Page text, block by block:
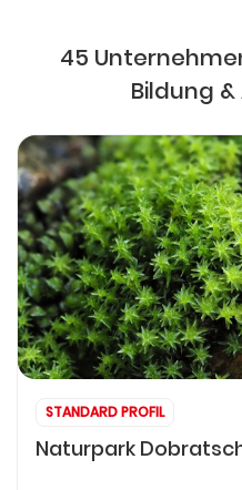
45
Bildung
STANDARD PROFIL
Naturpark